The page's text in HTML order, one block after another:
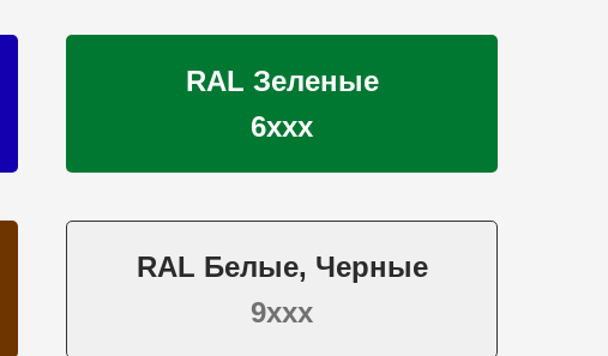
RAL Зеленые
RAL Белые, Черные
6ххх
9ххх